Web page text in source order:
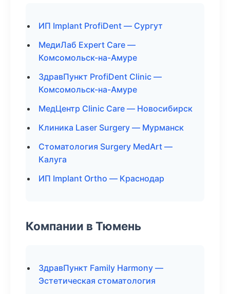
ИП Implant ProfiDent — Сургут
МедиЛаб Expert Care —
Комсомольск-на-Амуре
ЗдравПункт ProfiDent Clinic —
Комсомольск-на-Амуре
МедЦентр Clinic Care — Новосибирск
Клиника Laser Surgery — Мурманск
Стоматология Surgery MedArt —
Калуга
ИП Implant Ortho — Краснодар
Компании в Тюмень
ЗдравПункт Family Harmony —
Эстетическая стоматология